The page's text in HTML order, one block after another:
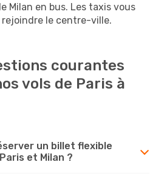
Milan en bus. Les taxis vous
le centre-ville.
courantes
vols de Paris à
un billet flexible
et Milan ?